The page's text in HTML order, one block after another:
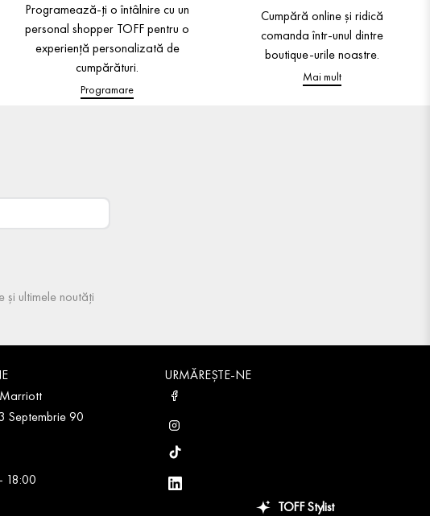
Programează-ți o întâlnire cu un
personal shopper TOFF pentru o
experiență personalizată de
cumpărături.
Programare
Cumpără online și ridică
comanda într-unul dintre
boutique-urile noastre.
Mai mult
și ultimele noutăți
Septembrie 90
18:00
URMĂREȘTE-NE
TOFF Stylist